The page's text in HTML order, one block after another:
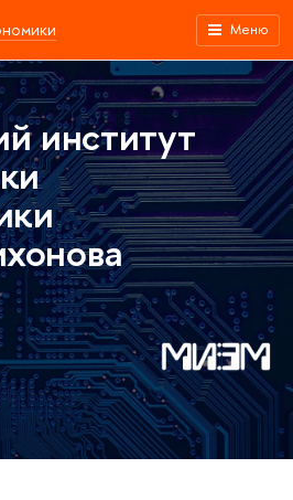
Меню
институт